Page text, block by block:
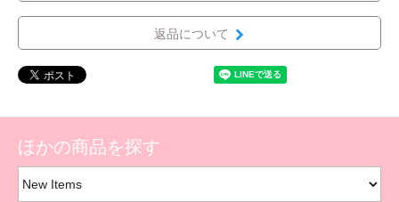
返品について
ほかの商品を探す